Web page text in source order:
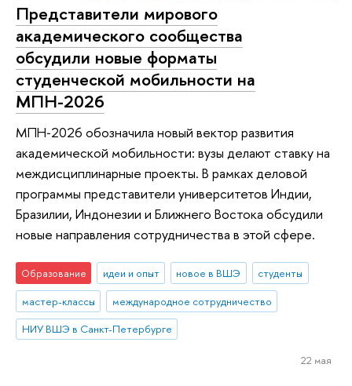
Представители мирового
академического сообщества
обсудили новые форматы
студенческой мобильности на
МПН-2026
МПН‑2026 обозначила новый вектор развития
академической мобильности: вузы делают ставку на
междисциплинарные проекты. В рамках деловой
программы представители университетов Индии,
Бразилии, Индонезии и Ближнего Востока обсудили
новые направления сотрудничества в этой сфере.
Образование идеи и опыт новое в ВШЭ
студенты
мастер-классы
международное сотрудничество
НИУ ВШЭ в Санкт-Петербурге
22 мая